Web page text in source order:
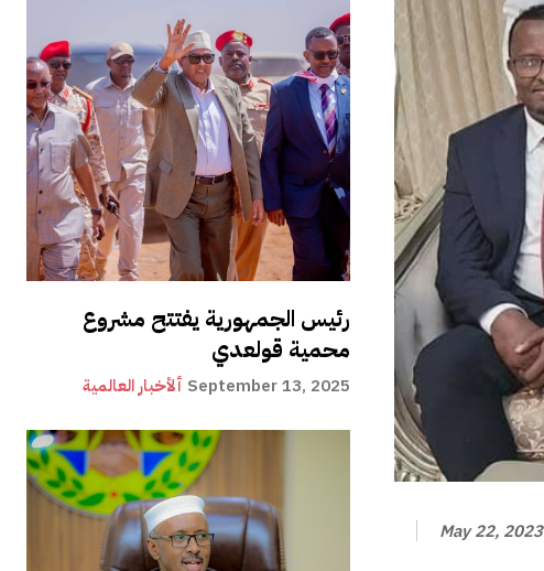
رئيس الجمهورية يفتتح مشروع
محمية قولعدي
ألأخبار العالمية September 13, 2025
May 22, 2023